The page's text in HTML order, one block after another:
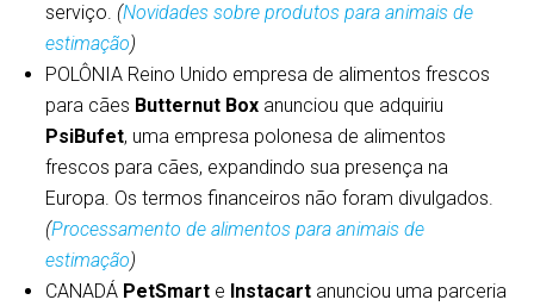
serviço. (Novidades sobre produtos para animais de
estimação)
POLÔNIA Reino Unido empresa de alimentos frescos
para cães Butternut Box anunciou que adquiriu
PsiBufet, uma empresa polonesa de alimentos
frescos para cães, expandindo sua presença na
Europa. Os termos financeiros não foram divulgados.
(Processamento de alimentos para animais de
estimação)
CANADÁ PetSmart e Instacart anunciou uma parceria